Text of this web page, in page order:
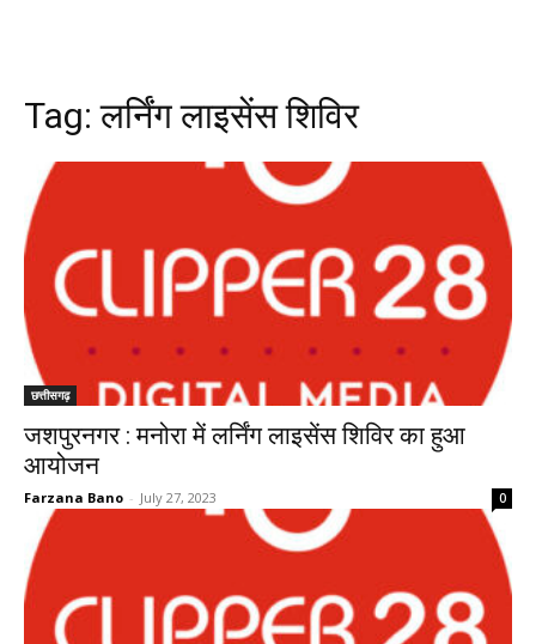
Tag:लर्निंग लाइसेंस शिविर
छत्तीसगढ़
जशपुरनगर : मनोरा में लर्निंग लाइसेंस शिविर का हुआ
आयोजन
Farzana Bano - July 27, 2023 0